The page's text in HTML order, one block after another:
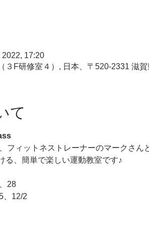
17:20
３F研修室４）, 日本、〒520-2331 滋
て
フィットネストレーナーのマークさん
る、簡単で楽しい運動教室です♪
28
2